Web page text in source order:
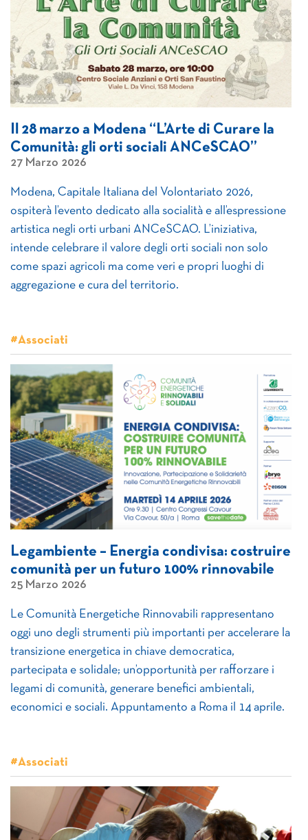
Il 28 marzo a Modena “L’Arte di Curare la
Comunità: gli orti sociali ANCeSCAO”
27 Marzo 2026
Modena, Capitale Italiana del Volontariato 2026,
ospiterà l’evento dedicato alla socialità e all’espressione
artistica negli orti urbani ANCeSCAO. L’iniziativa,
intende celebrare il valore degli orti sociali non solo
come spazi agricoli ma come veri e propri luoghi di
aggregazione e cura del territorio.
#Associati
Legambiente – Energia condivisa: costruire
comunità per un futuro 100% rinnovabile
25 Marzo 2026
Le Comunità Energetiche Rinnovabili rappresentano
oggi uno degli strumenti più importanti per accelerare la
transizione energetica in chiave democratica,
partecipata e solidale; un’opportunità per rafforzare i
legami di comunità, generare benefici ambientali,
economici e sociali. Appuntamento a Roma il 14 aprile.
#Associati